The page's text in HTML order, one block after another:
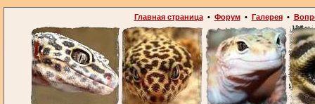
Главная страница• Форум• Галерея•